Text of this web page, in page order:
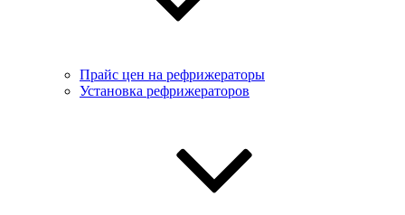
Прайс цен на рефрижераторы
Установка рефрижераторов